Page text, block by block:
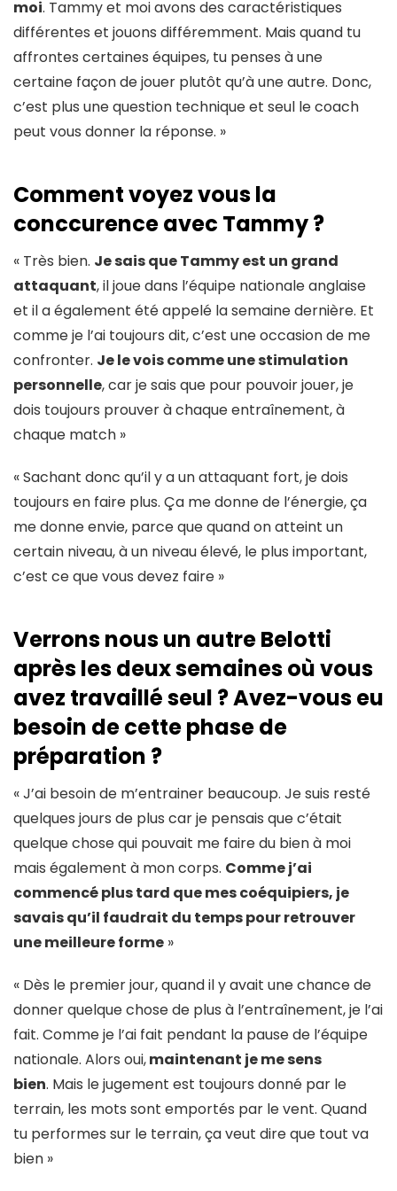
moi. Tammy et moi avons des caractéristiques
différentes et jouons différemment. Mais quand tu
affrontes certaines équipes, tu penses à une
certaine façon de jouer plutôt qu’à une autre. Donc,
c’est plus une question technique et seul le coach
peut vous donner la réponse. »
Comment voyez vous la
conccurence avec Tammy ?
« Très bien. Je sais que Tammy est un grand
attaquant, il joue dans l’équipe nationale anglaise
et il a également été appelé la semaine dernière. Et
comme je l’ai toujours dit, c’est une occasion de me
confronter. Je le vois comme une stimulation
personnelle, car je sais que pour pouvoir jouer, je
dois toujours prouver à chaque entraînement, à
chaque match »
« Sachant donc qu’il y a un attaquant fort, je dois
toujours en faire plus. Ça me donne de l’énergie, ça
me donne envie, parce que quand on atteint un
certain niveau, à un niveau élevé, le plus important,
c’est ce que vous devez faire »
Verrons nous un autre Belotti
après les deux semaines où vous
avez travaillé seul ? Avez-vous eu
besoin de cette phase de
préparation ?
« J’ai besoin de m’entrainer beaucoup. Je suis resté
quelques jours de plus car je pensais que c’était
quelque chose qui pouvait me faire du bien à moi
mais également à mon corps. Comme j’ai
commencé plus tard que mes coéquipiers, je
savais qu’il faudrait du temps pour retrouver
une meilleure forme »
« Dès le premier jour, quand il y avait une chance de
donner quelque chose de plus à l’entraînement, je l’ai
fait. Comme je l’ai fait pendant la pause de l’équipe
nationale. Alors oui,maintenant je me sens
bien. Mais le jugement est toujours donné par le
terrain, les mots sont emportés par le vent. Quand
tu performes sur le terrain, ça veut dire que tout va
bien »